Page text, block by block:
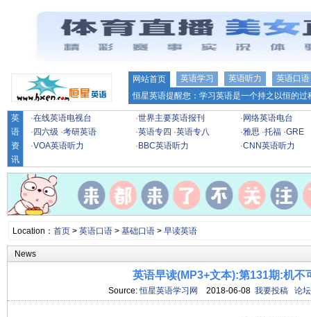
网站首页 英语学习 英语听力
英语口语
恒星英语提醒您：学习英语是一个持之以恒的
英
语
资
讯
·在线英语电视台 ·世界主要英语报刊 · 网络英语电台
· 四六级 ·考研英语 ·英语专四 ·英语专八 ·雅思 ·托福 ·GRE
·VOA英语听力 · BBC英语听力 ·CNN英语听力
Location： 首页> 英语口语> 基础口语> 早读英语
News
英语早读(MP3+文本):第131期:机不
Source:恒星英语学习网 2018-06-08 我要投稿 论坛